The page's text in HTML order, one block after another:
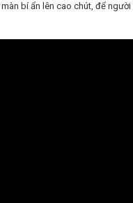
bí ẩn lên cao chút, để